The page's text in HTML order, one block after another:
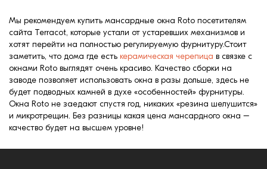
Мы рекомендуем купить мансардные окна Roto посетителям
сайта Terracot, которые устали от устаревших механизмов и
хотят перейти на полностью регулируемую фурнитуру.Стоит
заметить, что дома где есть керамическая черепица в связке с
окнами Roto выглядят очень красиво. Качество сборки на
заводе позволяет использовать окна в разы дольше, здесь не
будет подводных камней в духе «особенностей» фурнитуры.
Окна Roto не заедают спустя год, никаких «резина шелушится»
и микротрещин. Без разницы какая цена мансардного окна –
качество будет на высшем уровне!